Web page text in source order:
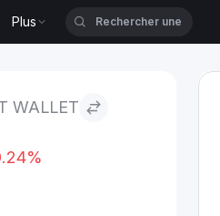
Plus
WALLET